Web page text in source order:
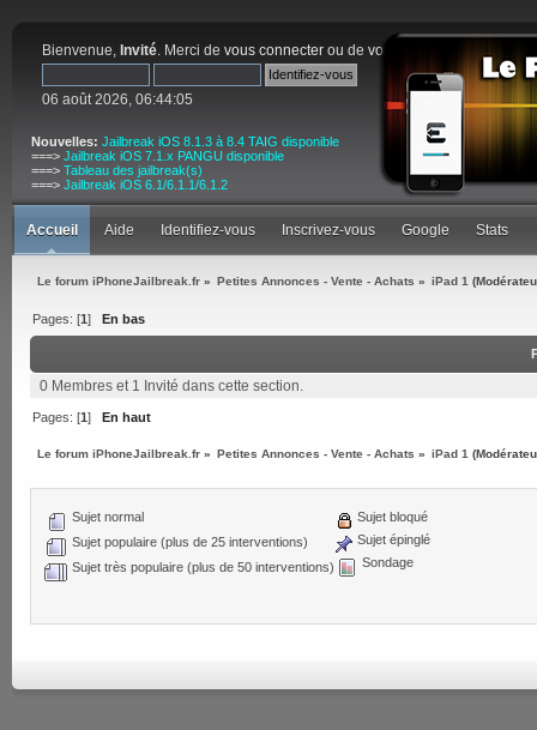
Bienvenue, Invité. Merci de vous connecter ou de vous inscrire
06 août 2026, 06:44:05
Nouvelles: Jailbreak iOS 8.1.3 à 8.4 TAIG disponible
===> Jailbreak iOS 7.1.x PANGU disponible
===> Tableau des jailbreak(s)
===> Jailbreak iOS 6.1/6.1.1/6.1.2
Accueil Aide Identifiez-vous Inscrivez-vous Google Stats
Le forum iPhoneJailbreak.fr » Petites Annonces - Vente - Achats » iPad 1
Pages: [1] En bas
0 Membres et 1 Invité dans cette section.
Pages: [1]En haut
Le forum iPhoneJailbreak.fr » Petites Annonces - Vente - Achats » iPad 1
Sujet normal
Sujet populaire (plus de 25 interventions)
Sujet très populaire (plus de 50 interventions)
Sujet bloqué
Sujet épinglé
Sondage